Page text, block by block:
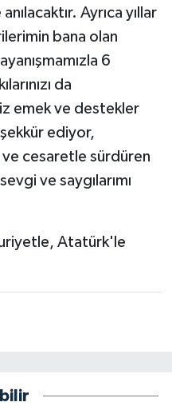
Ayrıca yıllar
bana olan
6
da
emek ve destekler
ediyor,
cesaretle sürdüren
ve saygılarımı
Atatürk'le